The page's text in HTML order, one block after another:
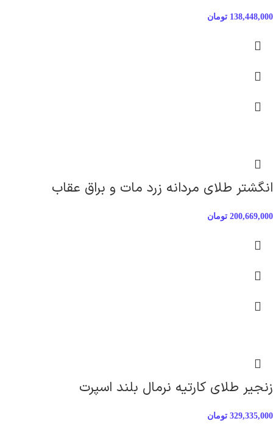
138,448,000 تومان
انگشتر طلای مردانه زرد مات و براق عقاب
200,669,000 تومان
زنجیر طلای کارتیه نرمال بلند اسپرت
329,335,000 تومان